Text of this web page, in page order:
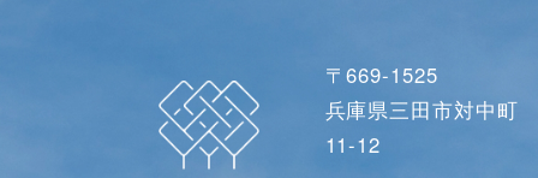
〒669-1525
兵庫県三田市対中町
11-12